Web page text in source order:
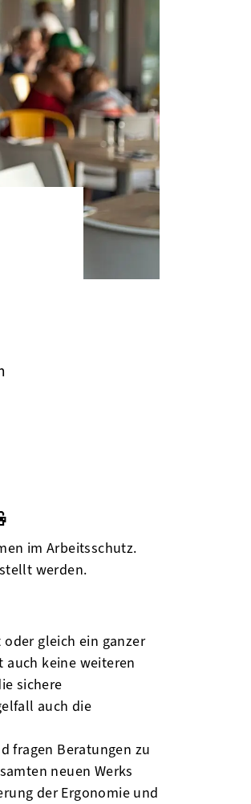
im Arbeitsschutz.
werden.
gleich ein ganzer
auch keine weiteren
sichere
auch die
fragen Beratungen zu
neuen Werks
der Ergonomie und